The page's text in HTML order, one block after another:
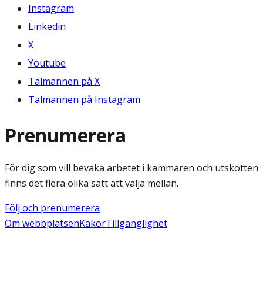
Instagram
Linkedin
X
Youtube
Talmannen på X
Talmannen på Instagram
Prenumerera
För dig som vill bevaka arbetet i kammaren och utskotten
finns det flera olika sätt att välja mellan.
Följ och prenumerera
Om webbplatsenKakorTillgänglighet